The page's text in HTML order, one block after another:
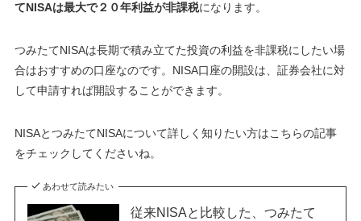
てNISAは最大で２０年利益が非課税になります。
つみたてNISAは長期で積み立てた投資の利益を非課税にしたい場
合はおすすめの口座なのです。NISA口座の開設は、証券会社に対
して申請すれば開設することができます。
NISAとつみたてNISAについて詳しく知りたい方はこちらの記事
をチェックしてくださいね。
あわせて読みたい
従来NISAと比較した、つみたて